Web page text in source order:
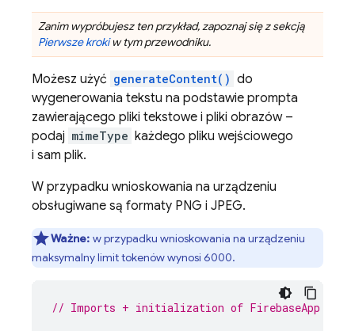
Zanim wypróbujesz ten przykład, zapoznaj się z sekcją
Pierwsze krokiw tym przewodniku.
Możesz użyć generateContent() do
wygenerowania tekstu na podstawie prompta
zawierającego pliki tekstowe i pliki obrazów –
podaj mimeType każdego pliku wejściowego
i sam plik.
W przypadku wnioskowania na urządzeniu
obsługiwane są formaty PNG i JPEG.
Ważne: w przypadku wnioskowania na urządzeniu
maksymalny limit tokenów wynosi 6000.
// Imports + initialization of FirebaseApp and